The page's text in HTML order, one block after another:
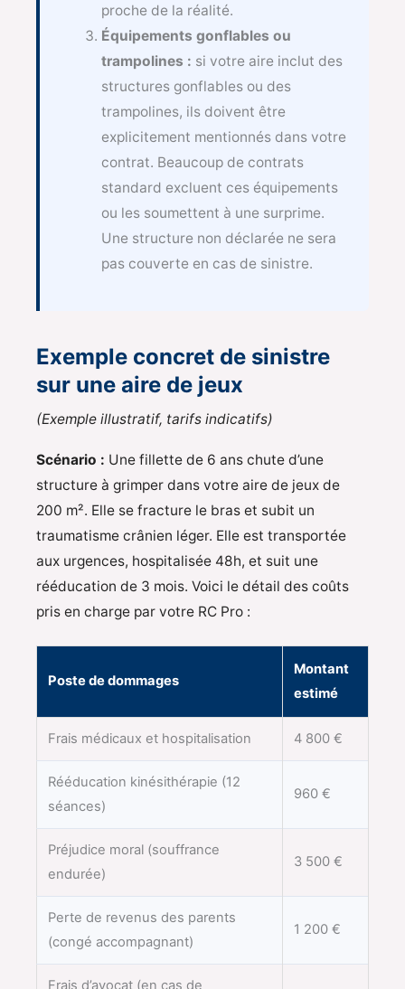
proche de la réalité.
Équipements gonflables ou
trampolines : si votre aire inclut des
structures gonflables ou des
trampolines, ils doivent être
explicitement mentionnés dans votre
contrat. Beaucoup de contrats
standard excluent ces équipements
ou les soumettent à une surprime.
Une structure non déclarée ne sera
pas couverte en cas de sinistre.
Exemple concret de sinistre
sur une aire de jeux
(Exemple illustratif, tarifs indicatifs)
Scénario : Une fillette de 6 ans chute d’une
structure à grimper dans votre aire de jeux de
200 m². Elle se fracture le bras et subit un
traumatisme crânien léger. Elle est transportée
aux urgences, hospitalisée 48h, et suit une
rééducation de 3 mois. Voici le détail des coûts
pris en charge par votre RC Pro :
Poste de dommages
Montant
estimé
Frais médicaux et hospitalisation 4 800 €
Rééducation kinésithérapie (12
séances)
960 €
Préjudice moral (souffrance
endurée)
3 500 €
Perte de revenus des parents
(congé accompagnant)
1 200 €
Frais d’avocat (en cas de